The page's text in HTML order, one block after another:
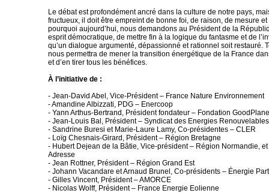
Le débat est profondément ancré dans la culture de notre pays,
fructueux, il doit être empreint de bonne foi, de raison, de mesure et
pourquoi aujourd’hui, nous demandons au Président de la
esprit démocratique, de mettre fin à la logique du fantasme et de
qu’un dialogue argumenté, dépassionné et rationnel soit restauré.
nous permettra de mener la transition énergétique de la France
et d’en tirer tous les bénéfices.
À l’initiative de :
- Jean-David Abel, Vice-Président – France Nature Environnement
- Amandine Albizzati, PDG – Enercoop
- Yann Arthus-Bertrand, Président fondateur – Fondation
- Jean-Louis Bal, Président – Syndicat des Energies Renouvelables
- Sandrine Buresi et Marie-Laure Lamy, Co-présidentes – CLER
- Loïg Chesnais-Girard, Président – Région Bretagne
- Hubert Dejean de la Bâtie, Vice-président – Région Normandie,
Adresse
- Jean Rottner, Président – Région Grand Est
- Johann Vacandare et Arnaud Brunel, Co-présidents – Énergie
- Gilles Vincent, Président – AMORCE
- Nicolas Wolff, Président – France Energie Eolienne